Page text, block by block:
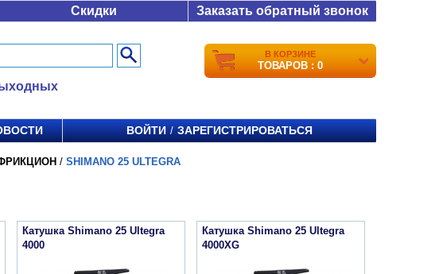
Скидки Заказать обратный звонок
В КОРЗИНЕ
ТОВАРОВ : 0
ВОЙТИ / ЗАРЕГИСТРИРОВАТЬСЯ
/ SHIMANO 25 ULTEGRA
Катушка Shimano 25 Ultegra
4000
Катушка Shimano 25 Ultegra
4000XG